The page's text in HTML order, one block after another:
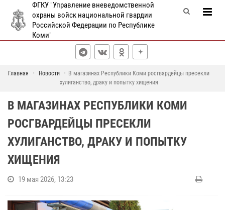
ФГКУ "Управление вневедомственной
охраны войск национальной гвардии
Российской Федерации по Республике
Коми"
Главная Новости
В магазинах Республики Коми росгвардейцы пресекли
хулиганство, драку и попытку хищения
В МАГАЗИНАХ РЕСПУБЛИКИ КОМИ
РОСГВАРДЕЙЦЫ ПРЕСЕКЛИ
ХУЛИГАНСТВО, ДРАКУ И ПОПЫТКУ
ХИЩЕНИЯ
19 мая 2026, 13:23